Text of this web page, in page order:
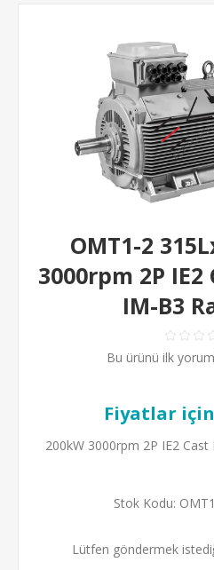
OMT1-2
3000rpm 2P
IM-B3
Bu ürünü ilk
Fiyatlar için
200kW 3000rpm 2P IE2
Stok Kodu:
Lütfen göndermek